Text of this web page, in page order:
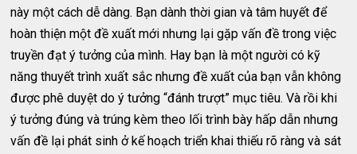
này một cách dễ dàng. Bạn dành thời gian và tâm huyết để
hoàn thiện một đề xuất mới nhưng lại gặp vấn đề trong việc
truyền đạt ý tưởng của mình. Hay bạn là một người có kỹ
năng thuyết trình xuất sắc nhưng đề xuất của bạn vẫn không
được phê duyệt do ý tưởng “đánh trượt” mục tiêu. Và rồi khi
ý tưởng đúng và trúng kèm theo lối trình bày hấp dẫn nhưng
vấn đề lại phát sinh ở kế hoạch triển khai thiếu rõ ràng và sát